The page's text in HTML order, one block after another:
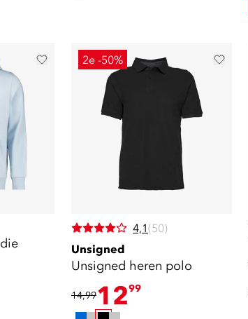
2e -50%
4,1(50)
Unsigned
Unsigned heren polo
14,991299